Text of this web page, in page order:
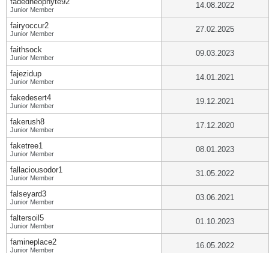
Junior Member 14.08.2022
fairyoccur2
Junior Member 27.02.2025
faithsock
Junior Member 09.03.2023
fajezidup
Junior Member 14.01.2021
fakedesert4
Junior Member 19.12.2021
fakerush8
Junior Member 17.12.2020
faketree1
Junior Member 08.01.2023
fallaciousodor1
Junior Member 31.05.2022
falseyard3
Junior Member 03.06.2021
faltersoil5
Junior Member 01.10.2023
famineplace2
Junior Member 16.05.2022